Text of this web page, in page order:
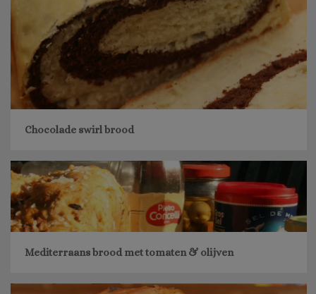
Chocolade swirl brood
Mediterraans brood met tomaten & olijven